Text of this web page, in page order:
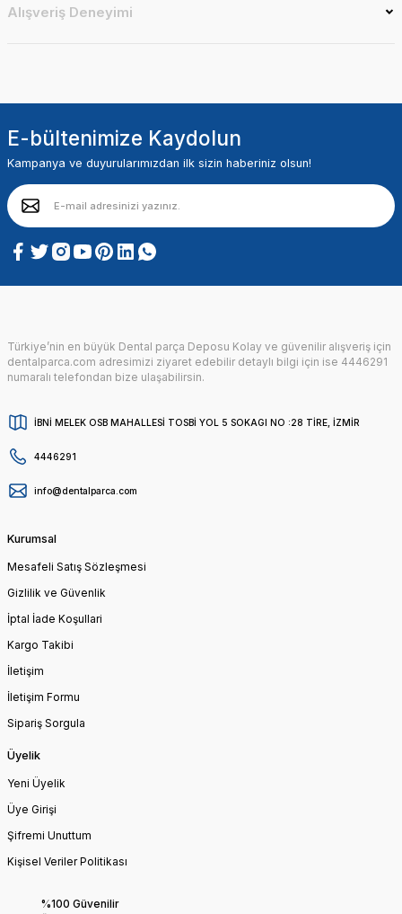
Alışveriş Deneyimi
E-bültenimize Kaydolun
Kampanya ve duyurularımızdan ilk sizin haberiniz olsun!
Türkiye’nin en büyük Dental parça Deposu Kolay ve güvenilir alışveriş için
dentalparca.com adresimizi ziyaret edebilir detaylı bilgi için ise 4446291
numaralı telefondan bize ulaşabilirsin.
İBNİ MELEK OSB MAHALLESİ TOSBİ YOL 5 SOKAGI NO :28 TİRE, İZMİR
4446291
info@dentalparca.com
Kurumsal
Mesafeli Satış Sözleşmesi
Gizlilik ve Güvenlik
İptal İade Koşullari
Kargo Takibi
İletişim
İletişim Formu
Sipariş Sorgula
Üyelik
Yeni Üyelik
Üye Girişi
Şifremi Unuttum
Kişisel Veriler Politikası
%100 Güvenilir